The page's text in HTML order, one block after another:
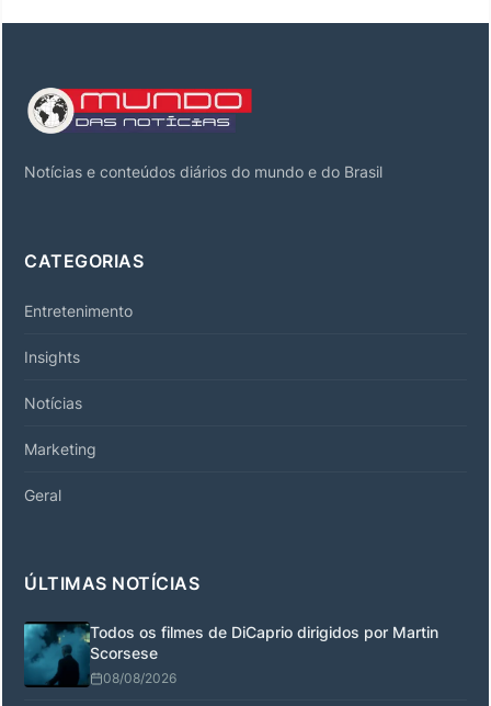
Notícias e conteúdos diários do mundo e do Brasil
CATEGORIAS
Entretenimento
Insights
Notícias
Marketing
Geral
ÚLTIMAS NOTÍCIAS
Todos os filmes de DiCaprio dirigidos por Martin
Scorsese
08/08/2026